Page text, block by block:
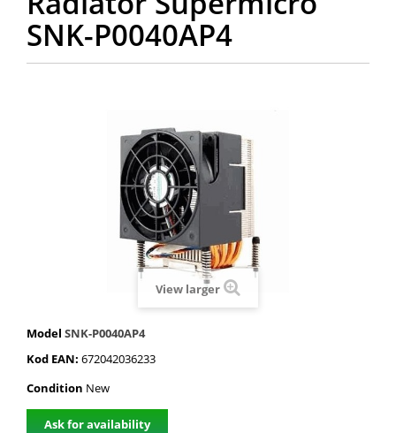
SNK-P0040AP4
View larger
Model SNK-P0040AP4
Kod EAN: 672042036233
Condition New
Ask for availability